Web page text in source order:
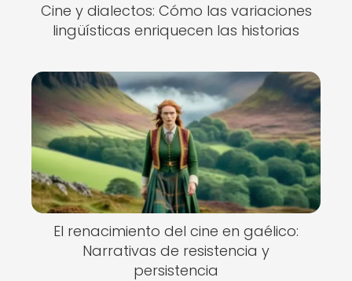
Cine y dialectos: Cómo las variaciones
lingüísticas enriquecen las historias
El renacimiento del cine en gaélico:
Narrativas de resistencia y
persistencia